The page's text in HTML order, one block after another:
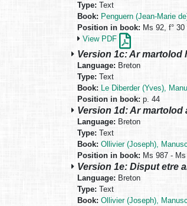
Type: Text
Book: Penguern (Jean-Marie
Position in book: Ms 92, f°
View PDF
Version 1c: Ar martolod
Language: Breton
Type: Text
Book: Le Diberder (Yves),
Position in book: p. 44
Version 1d: Ar martolod
Language: Breton
Type: Text
Book: Ollivier (Joseph),
Position in book: Ms 987 -
Version 1e: Disput etre
Language:Breton
Type:Text
Book: Ollivier (Joseph),